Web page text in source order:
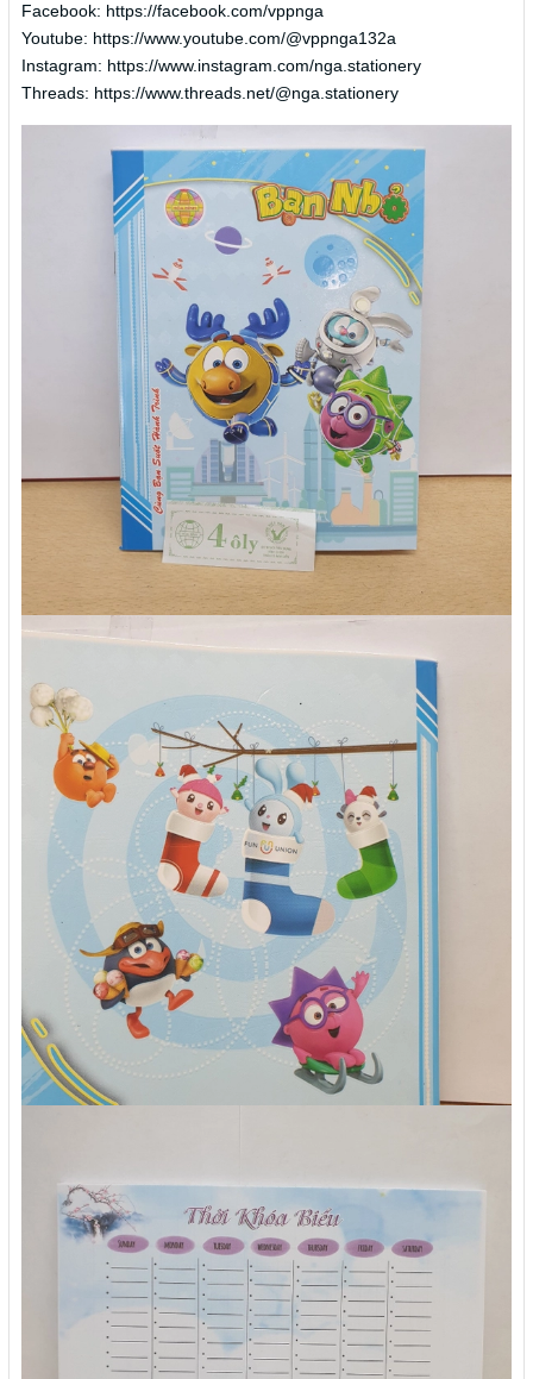
Facebook: https://facebook.com/vppnga
Youtube: https://www.youtube.com/@vppnga132a
Instagram: https://www.instagram.com/nga.stationery
Threads: https://www.threads.net/@nga.stationery